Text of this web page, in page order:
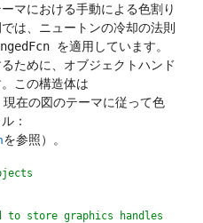
マにおける手動による色割り
は、ニュートンの冷却の法則
を適用しています。
ために、オブジェクトハンド
この構造体は
現在の図のテーマに従って色
：
を参照）。
to store graphics handles